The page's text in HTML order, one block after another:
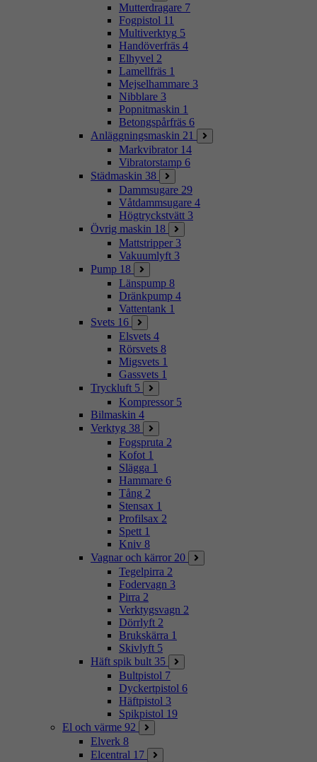
Mutterdragare 7
Fogpistol 11
Multiverktyg 5
Handöverfräs 4
Elhyvel 2
Lamellfräs 1
Mejselhammare 3
Nibblare 3
Popnitmaskin 1
Betongspårfräs 6
Anläggningsmaskin 21
Markvibrator 14
Vibratorstamp 6
Städmaskin 38
Dammsugare 29
Våtdammsugare 4
Högtryckstvätt 3
Övrig maskin 18
Mattstripper 3
Vakuumlyft 3
Pump 18
Länspump 8
Dränkpump 4
Vattentank 1
Svets 16
Elsvets 4
Rörsvets 8
Migsvets 1
Gassvets 1
Tryckluft 5
Kompressor 5
Bilmaskin 4
Verktyg 38
Fogspruta 2
Kofot 1
Slägga 1
Hammare 6
Tång 2
Stensax 1
Profilsax 2
Spett 1
Kniv 8
Vagnar och kärror 20
Tegelpirra 2
Fodervagn 3
Pirra 2
Verktygsvagn 2
Dörrlyft 2
Brukskärra 1
Skivlyft 5
Häft spik bult 35
Bultpistol 7
Dyckertpistol 6
Häftpistol 3
Spikpistol 19
El och värme 92
Elverk 8
Elcentral 17